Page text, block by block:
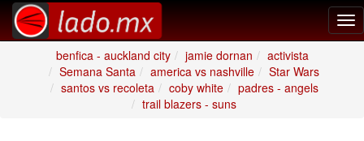
benfica - auckland city
jamie dornan
activista
Semana Santa
america vs nashville
Star Wars
santos vs recoleta
coby white
padres - angels
trail blazers - suns